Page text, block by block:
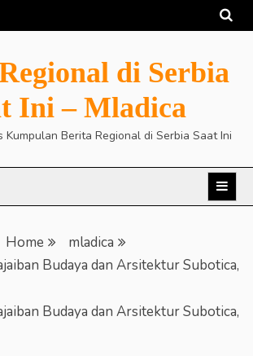
di Serbia
Ini – Mladica
Kumpulan Berita Regional di Serbia Saat Ini
Home
mladica
Budaya dan Arsitektur Subotica,
Budaya dan Arsitektur Subotica,